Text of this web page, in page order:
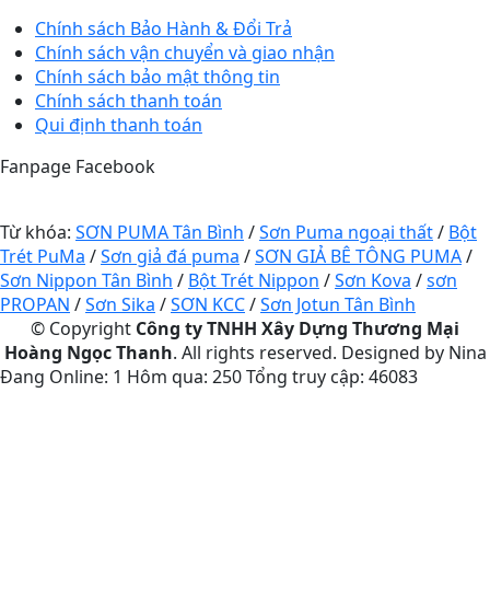
Chính sách Bảo Hành & Đổi Trả
Chính sách vận chuyển và giao nhận
Chính sách bảo mật thông tin
Chính sách thanh toán
Qui định thanh toán
Fanpage Facebook
Từ khóa: SƠN PUMA Tân Bình /Sơn Puma ngoại thất/ Bột
Trét PuMa /Sơn giả đá puma /SƠN GIẢ BÊ TÔNG PUMA/
Sơn Nippon Tân Bình / Bột Trét Nippon /Sơn Kova /sơn
PROPAN /Sơn Sika /SƠN KCC/Sơn Jotun Tân Bình
© Copyright Công ty TNHH Xây Dựng Thương Mại
Hoàng Ngọc Thanh. All rights reserved. Designed by Nina
Đang Online: 1 Hôm qua: 250Tổng truy cập: 46083